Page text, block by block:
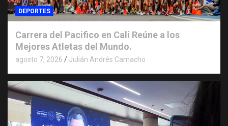
DEPORTES
Carrera del Pacifico en Cali Reúne a los
Mejores Atletas del Mundo.
agosto 7, 2026 Julián Andrés Camacho